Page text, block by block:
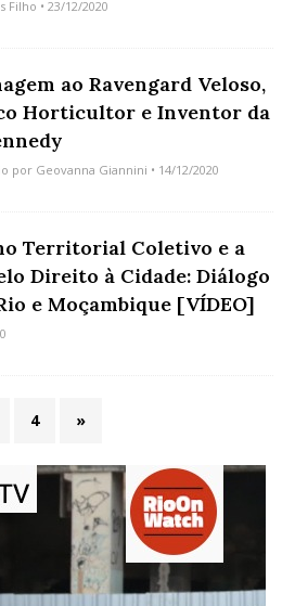
Filho • 23/12/2020
ao Ravengard Veloso,
Horticultor e Inventor da
por Geovanna Giannini • 14/12/2020
Territorial Coletivo e a
Direito à Cidade: Diálogo
e Moçambique [VÍDEO]
4 »